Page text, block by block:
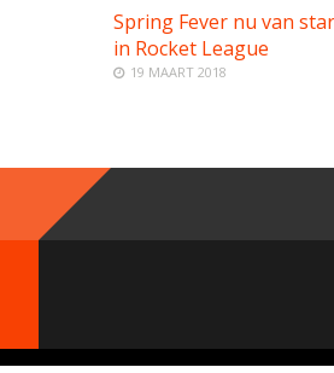
Spring Fever nu van
in Rocket League
19 MAART 2018